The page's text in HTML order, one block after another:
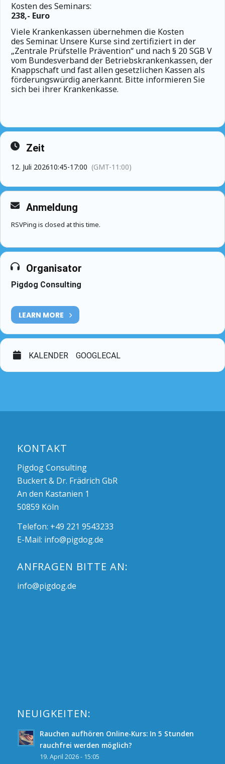
Kosten des Seminars:
238,- Euro
Viele Krankenkassen übernehmen die Kosten
des Seminar. Unsere Kurse sind zertifiziert in der
„Zentrale Prüfstelle Prävention“ und nach § 20 SGB V
vom Bundesverband der Betriebskrankenkassen, der
Knappschaft und fast allen gesetzlichen Kassen als
förderungswürdig anerkannt. Bitte informieren Sie
sich bei ihrer Krankenkasse.
Zeit
12. Juli 202610:45-17:00 (GMT-11:00)
Anmeldung
RSVPing is closed at this time.
Organisator
Pigdog Consulting
LEARN MORE
KALENDER GOOGLECAL
KONTAKT
Pigdog Consulting
Buckert & Dr. Frädrich GbR
An den Kastanien 1
50859 Köln
Telefon: +49 221 9543233
E-Mail: info@pigdog.de
ANFRAGEN BITTE AN:
info@pigdog.de
NEUIGKEITEN:
Rauchen aufhören Online-Kurs: In 5 Stunden
rauchfrei werden möglich?
19. April 2026 - 15:05